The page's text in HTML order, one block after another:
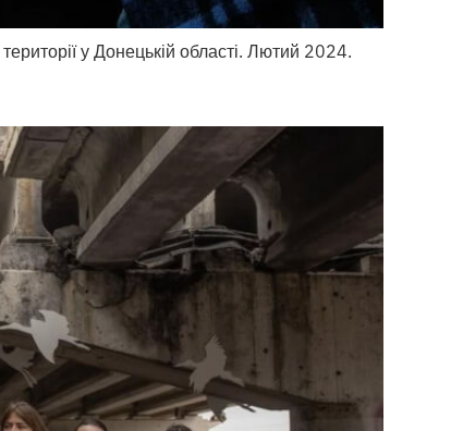
у Донецькій області. Лютий 2024.